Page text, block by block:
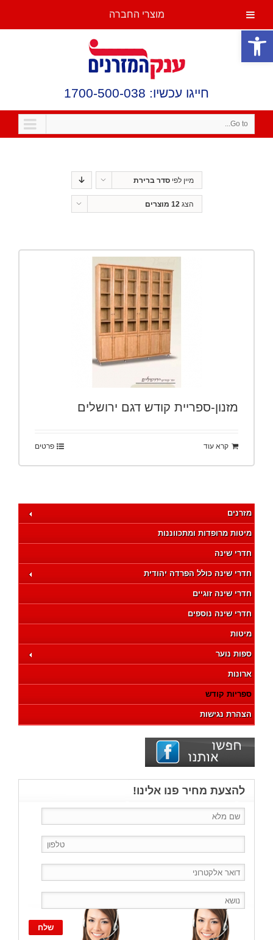
פתח סרגל נגישות
חייגו עכשיו: 1700-500-038
Go to...
מיין לפיסדר ברירת
מחדל
הצג12 מוצרים
מזנון-ספריית קודש דגם ירושלים
קרא עוד פרטים
מזרנים
מיטות מרופדות ומתכווננות
חדרי שינה
חדרי שינה כולל הפרדה יהודית
חדרי שינה זוגיים
חדרי שינה נוספים
מיטות
ספות נוער
ארונות
ספריות קודש
הצהרת נגישות
להצעת מחיר פנו אלינו!
מוצרי החברה